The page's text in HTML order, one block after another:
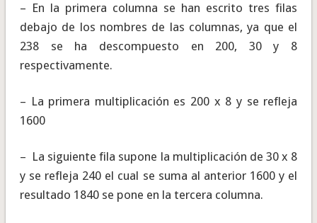
– En la primera columna se han escrito tres filas
debajo de los nombres de las columnas, ya que el
238 se ha descompuesto en 200, 30 y 8
respectivamente.
– La primera multiplicación es 200 x 8 y se refleja
1600
– La siguiente fila supone la multiplicación de 30 x 8
y se refleja 240 el cual se suma al anterior 1600 y el
resultado 1840 se pone en la tercera columna.